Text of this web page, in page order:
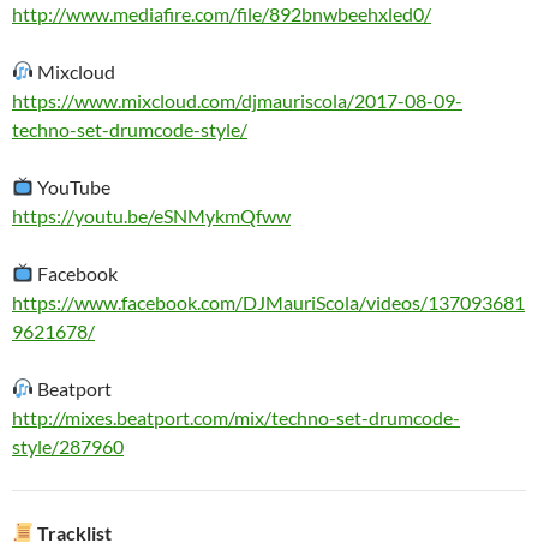
http://www.mediafire.com/file/892bnwbeehxled0/
Mixcloud
https://www.mixcloud.com/djmauriscola/2017-08-09-
techno-set-drumcode-style/
YouTube
https://youtu.be/eSNMykmQfww
Facebook
https://www.facebook.com/DJMauriScola/videos/137093681
9621678/
Beatport
http://mixes.beatport.com/mix/techno-set-drumcode-
style/287960
Tracklist